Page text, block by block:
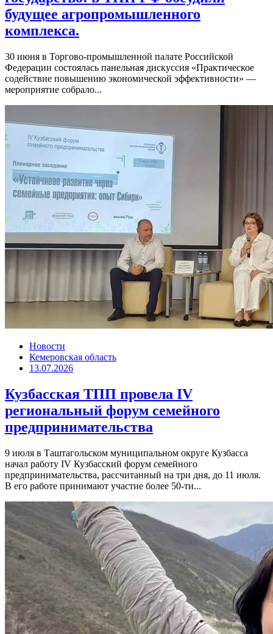
будущее агропромышленного
комплекса.
30 июня в Торгово-промышленной палате Российской
Федерации состоялась панельная дискуссия «Практическое
содействие повышению экономической эффективности» —
мероприятие собрало...
Новости
Кемеровская область
13.07.2026
Кузбасская ТПП провела IV
региональный форум семейного
предпринимательства
9 июля в Таштагольском муниципальном округе Кузбасса
начал работу IV Кузбасский форум семейного
предпринимательства, рассчитанный на три дня, до 11 июля.
В его работе принимают участие более 50-ти...